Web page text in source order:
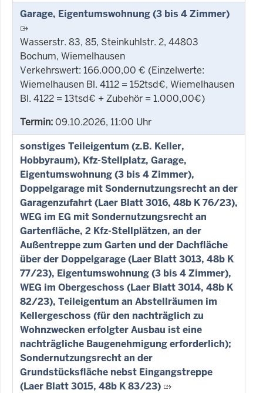
Garage, Eigentumswohnung (3 bis 4 Zimmer)
Wasserstr. 83, 85, Steinkuhlstr. 2, 44803
Bochum, Wiemelhausen
Verkehrswert: 166.000,00 € (Einzelwerte:
Wiemelhausen Bl. 4112 = 152tsd€, Wiemelhausen
Bl. 4122 = 13tsd€ + Zubehör = 1.000,00€)
Termin:09.10.2026, 11:00 Uhr
sonstiges Teileigentum (z.B. Keller,
Hobbyraum), Kfz-Stellplatz, Garage,
Eigentumswohnung (3 bis 4 Zimmer),
Doppelgarage mit Sondernutzungsrecht an der
Garagenzufahrt (Laer Blatt 3016, 48b K 76/23),
WEG im EG mit Sondernutzungsrecht an
Gartenfläche, 2 Kfz-Stellplätzen, an der
Außentreppe zum Garten und der Dachfläche
über der Doppelgarage (Laer Blatt 3013, 48b K
77/23), Eigentumswohnung (3 bis 4 Zimmer),
WEG im Obergeschoss (Laer Blatt 3014, 48b K
82/23), Teileigentum an Abstellräumen im
Kellergeschoss (für den nachträglich zu
Wohnzwecken erfolgter Ausbau ist eine
nachträgliche Baugenehmigung erforderlich);
Sondernutzungsrecht an der
Grundstücksfläche nebst Eingangstreppe
(Laer Blatt 3015, 48b K 83/23)